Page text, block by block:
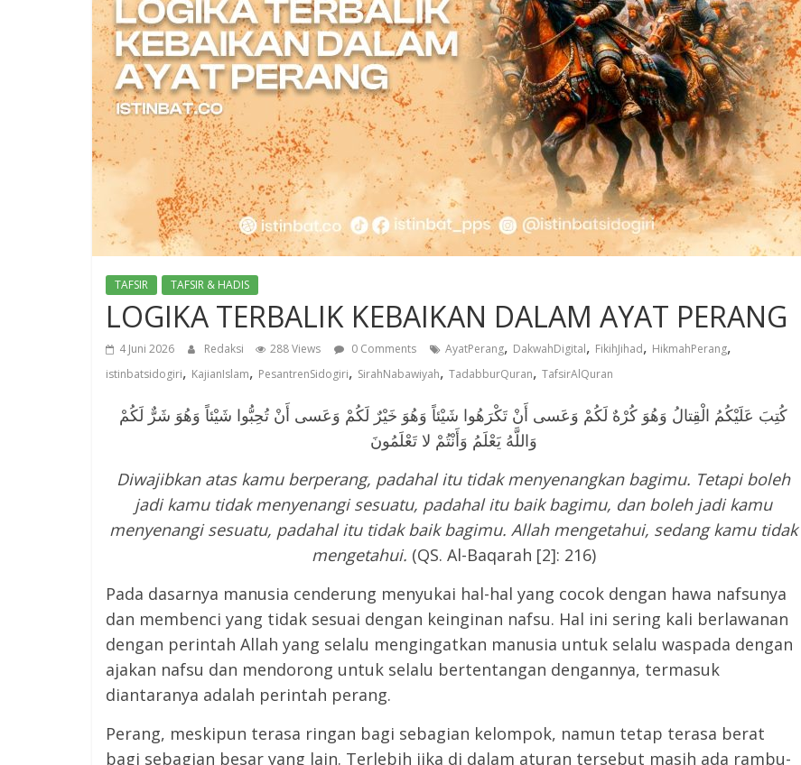
TAFSIR TAFSIR & HADIS
LOGIKA TERBALIK KEBAIKAN DALAM AYAT PERANG
4 Juni 2026 Redaksi 288 Views 0 Comments AyatPerang, DakwahDigital, FikihJihad, HikmahPerang,
istinbatsidogiri, KajianIslam, PesantrenSidogiri, SirahNabawiyah, TadabburQuran, TafsirAlQuran
كُتِبَ عَلَيْكُمُ الْقِتالُ وَهُوَ كُرْهٌ لَكُمْ وَعَسى أَنْ تَكْرَهُوا شَيْئاً وَهُوَ خَيْرٌ لَكُمْ وَعَسى أَنْ تُحِبُّوا شَيْئاً وَهُوَ شَرٌّ لَكُمْ
وَاللَّهُ يَعْلَمُ وَأَنْتُمْ لا تَعْلَمُونَ
Diwajibkan atas kamu berperang, padahal itu tidak menyenangkan bagimu. Tetapi boleh
jadi kamu tidak menyenangi sesuatu, padahal itu baik bagimu, dan boleh jadi kamu
menyenangi sesuatu, padahal itu tidak baik bagimu. Allah mengetahui, sedang kamu tidak
mengetahui. (QS. Al-Baqarah [2]: 216)
Pada dasarnya manusia cenderung menyukai hal-hal yang cocok dengan hawa nafsunya
dan membenci yang tidak sesuai dengan keinginan nafsu. Hal ini sering kali berlawanan
dengan perintah Allah yang selalu mengingatkan manusia untuk selalu waspada dengan
ajakan nafsu dan mendorong untuk selalu bertentangan dengannya, termasuk
diantaranya adalah perintah perang.
Perang, meskipun terasa ringan bagi sebagian kelompok, namun tetap terasa berat
bagi sebagian besar yang lain. Terlebih jika di dalam aturan tersebut masih ada rambu-